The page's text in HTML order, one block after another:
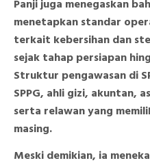
Panji juga menegaskan
menetapkan standar
terkait kebersihan dan
sejak tahap persiapan
Struktur pengawasan di
SPPG, ahli gizi, akuntan,
serta relawan yang
masing.
Meski demikian, ia